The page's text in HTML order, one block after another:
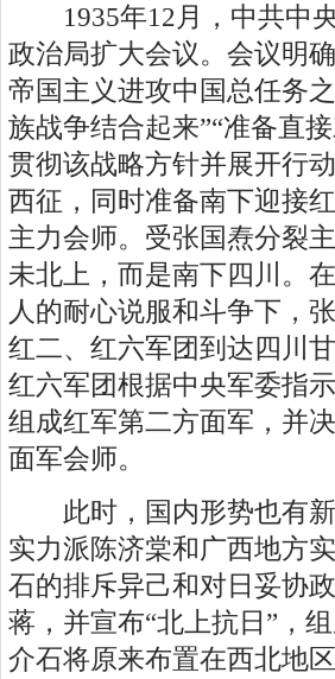
1935年12月，中共中央
政治局扩大会议。会议明
帝国主义进攻中国总任务
族战争结合起来”“准备直
贯彻该战略方针并展开行
西征，同时准备南下迎接
主力会师。受张国焘分裂
未北上，而是南下四川。
人的耐心说服和斗争下，
红二、红六军团到达四川
红六军团根据中央军委指
组成红军第二方面军，并
面军会师。
此时，国内形势也有新
实力派陈济棠和广西地方
石的排斥异己和对日妥协
蒋，并宣布“北上抗日”，
介石将原来布置在西北地